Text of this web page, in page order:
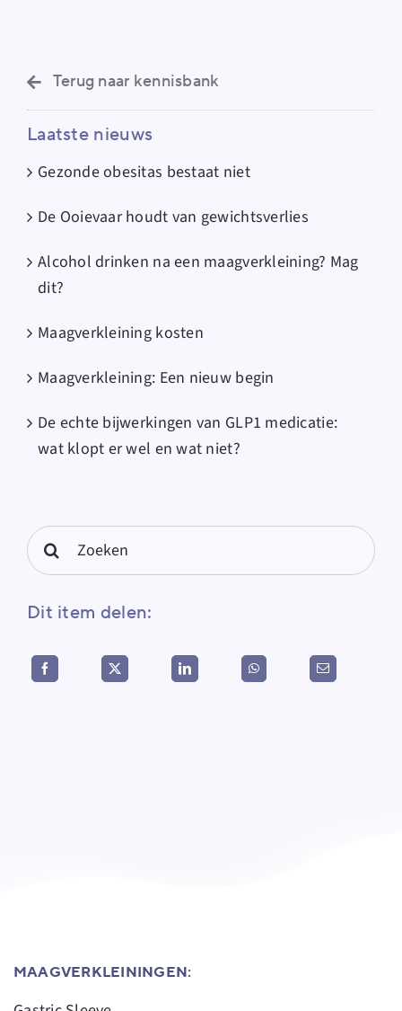
Terug naar kennisbank
Laatste nieuws
Gezonde obesitas bestaat niet
De Ooievaar houdt van gewichtsverlies
Alcohol drinken na een maagverkleining? Mag
dit?
Maagverkleining kosten
Maagverkleining: Een nieuw begin
De echte bijwerkingen van GLP1 medicatie:
wat klopt er wel en wat niet?
Search
for:
Dit item delen:
MAAGVERKLEININGEN: